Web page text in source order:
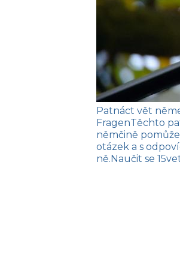
Patnáct vět
FragenTěchto
němčině
otázek a s
ně.Naučit se